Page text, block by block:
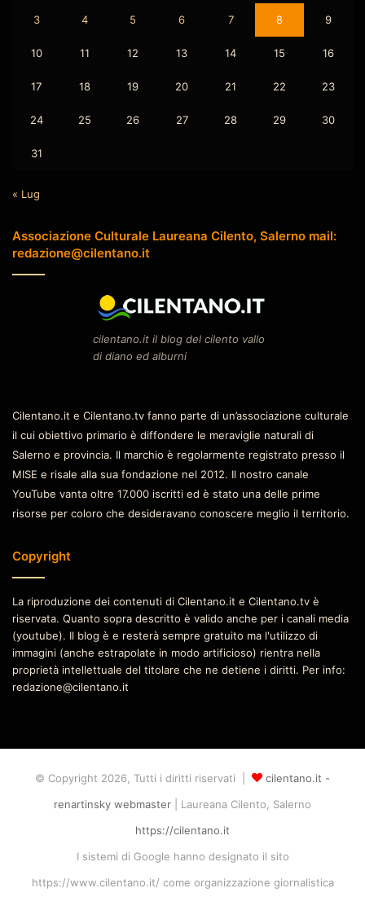
3 4 5 6 7 8 9
10 11 12 13 14 15 16
17 18 19 20 21 22 23
24 25 26 27 28 29 30
31
« Lug
Associazione Culturale Laureana Cilento, Salerno mail:
redazione@cilentano.it
cilentano.it il blog del cilento vallo
di diano ed alburni
Cilentano.it e Cilentano.tv fanno parte di un’associazione culturale
il cui obiettivo primario è diffondere le meraviglie naturali di
Salerno e provincia. Il marchio è regolarmente registrato presso il
MISE e risale alla sua fondazione nel 2012. Il nostro canale
YouTube vanta oltre 17.000 iscritti ed è stato una delle prime
risorse per coloro che desideravano conoscere meglio il territorio.
Copyright
La riproduzione dei contenuti di Cilentano.it e Cilentano.tv è
riservata. Quanto sopra descritto è valido anche per i canali media
(youtube). Il blog è e resterà sempre gratuito ma l'utilizzo di
immagini (anche estrapolate in modo artificioso) rientra nella
proprietà intellettuale del titolare che ne detiene i diritti. Per info:
redazione@cilentano.it
© Copyright 2026, Tutti i diritti riservati |
cilentano.it -
renartinsky webmaster | Laureana Cilento, Salerno
https://cilentano.it
I sistemi di Google hanno designato il sito
https://www.cilentano.it/ come organizzazione giornalistica